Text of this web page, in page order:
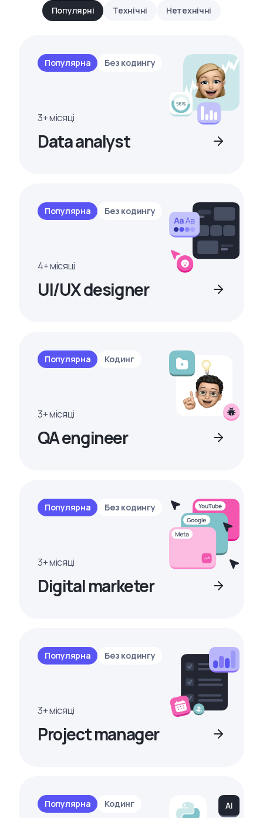
Популярні Технічні Нетехнічні
Популярна Без кодингу
3+ місяці
Data analyst
Популярна Без кодингу
4+ місяці
UI/UX designer
Популярна Кодинг
3+ місяці
QA engineer
Популярна Без кодингу
3+ місяці
Digital marketer
Популярна Без кодингу
3+ місяці
Project manager
Популярна Кодинг